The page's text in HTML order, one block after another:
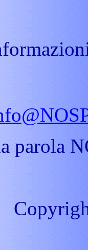
parola